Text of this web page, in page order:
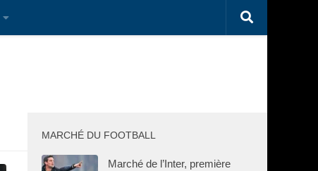
MARCHÉ DU FOOTBALL
Marché de l’Inter, première